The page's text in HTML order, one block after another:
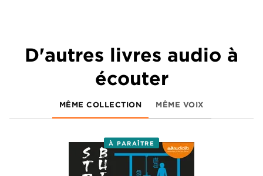
D'autres livres audio à
écouter
MÊME COLLECTION MÊME VOIX
À PARAÎTRE